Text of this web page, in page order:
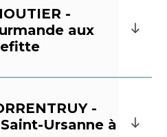
-
aux
-
Ursanne à